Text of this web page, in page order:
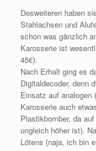
Desweiteren haben
Stahlachsen und
schon was gänzlich
Karosserie ist
45€).
Nach Erhalt ging es
Digitaldecoder, denn
Einsatz auf analogen
Karosserie auch
Plastikbomber, da
ungleich höher ist).
Lötens (naja, ich bin